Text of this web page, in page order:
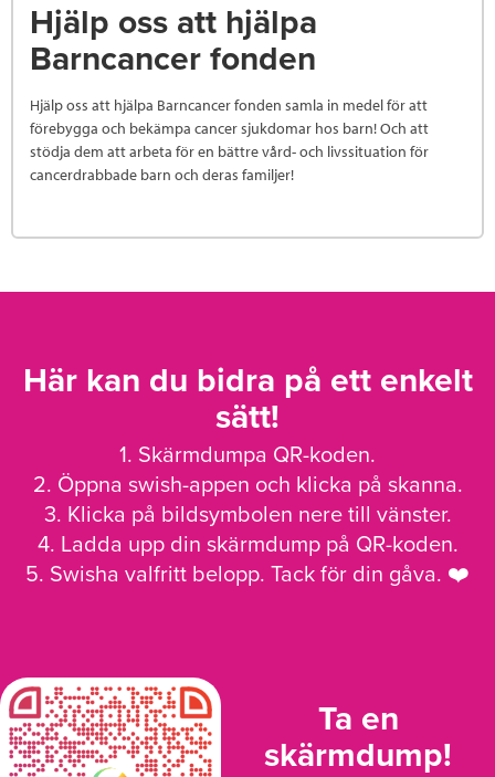
Hjälp oss att hjälpa
Barncancer fonden
Hjälp oss att hjälpa Barncancer fonden samla in medel för att
förebygga och bekämpa cancer sjukdomar hos barn! Och att
stödja dem att arbeta för en bättre vård- och livssituation för
cancerdrabbade barn och deras familjer!
Här kan du bidra på ett enkelt
sätt!
1. Skärmdumpa QR-koden.
2. Öppna swish-appen och klicka på skanna.
3. Klicka på bildsymbolen nere till vänster.
4. Ladda upp din skärmdump på QR-koden.
5. Swisha valfritt belopp. Tack för din gåva. ❤️
Ta en
skärmdump!